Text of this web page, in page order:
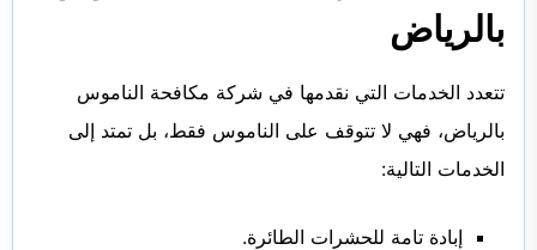
بالرياض
تتعدد الخدمات التي نقدمها في شركة مكافحة الناموس
بالرياض، فهي لا تتوقف على الناموس فقط، بل تمتد إلى
الخدمات التالية:
إبادة تامة للحشرات الطائرة.